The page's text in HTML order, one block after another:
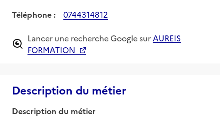
Téléphone : 0744314812
Lancer une recherche Google sur AUREIS
FORMATION
Description du métier
Description du métier